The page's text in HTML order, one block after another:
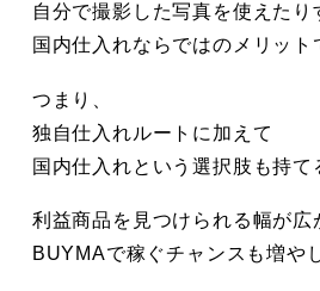
自分で撮影した写真を使えたり
国内仕入れならではのメリット
つまり、
独自仕入れルートに加えて
国内仕入れという選択肢も持て
利益商品を見つけられる幅が広
BUYMAで稼ぐチャンスも増や